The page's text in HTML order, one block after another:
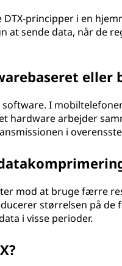
DTX-principper i en
at sende data, når de
eller
I
hardware arbejder
i
mod at bruge færre
størrelsen på de
i visse perioder.